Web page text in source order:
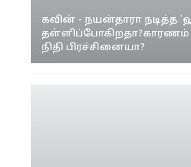
கவின் - நயன்தாரா நடித்த
தள்ளிப்போகிறதா?காரணம்
நிதி பிரச்சினையா?